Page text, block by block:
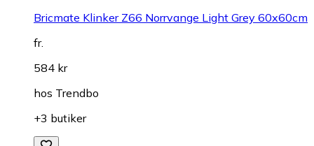
Bricmate Klinker Z66 Norrvange Light Grey 60x60cm
fr.
584 kr
hos Trendbo
+3 butiker